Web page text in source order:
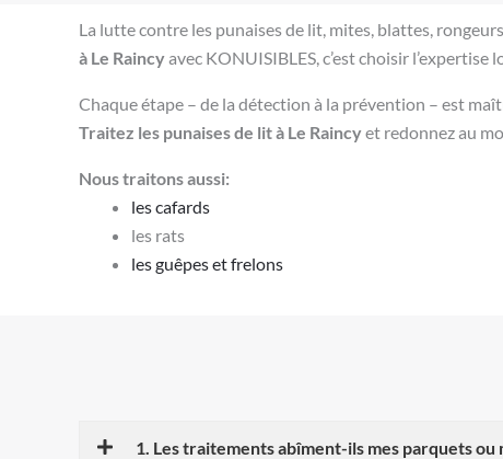
La lutte contre les punaises de lit, mites, blattes,
à Le Raincyavec KONUISIBLES, c’est choisir
Chaque étape – de la détection à la prévention – est
Traitez les punaises de lit à Le Raincyet redonnez au
Nous traitons aussi:
les cafards
les rats
les guêpes et frelons
1. Les traitements abîment-ils mes parquets ou